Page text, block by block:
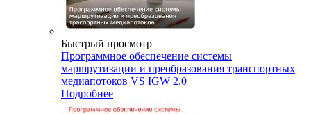
Быстрый просмотр
Программное обеспечение системы
маршрутизации и преобразования транспортных
медиапотоков VS IGW 2.0
Подробнее